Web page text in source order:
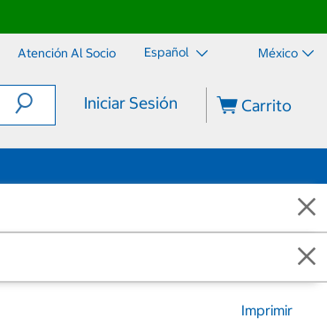
Atención Al Socio Español México
Iniciar Sesión Carrito
Imprimir